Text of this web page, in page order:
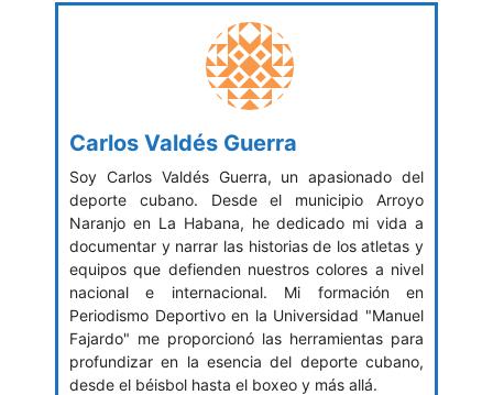
Carlos Valdés Guerra
Soy Carlos Valdés Guerra, un apasionado del
deporte cubano. Desde el municipio Arroyo
Naranjo en La Habana, he dedicado mi vida a
documentar y narrar las historias de los atletas y
equipos que defienden nuestros colores a nivel
nacional e internacional. Mi formación en
Periodismo Deportivo en la Universidad "Manuel
Fajardo" me proporcionó las herramientas para
profundizar en la esencia del deporte cubano,
desde el béisbol hasta el boxeo y más allá.